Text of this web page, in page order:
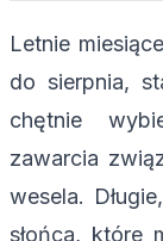
Letnie
do sierpnia,
chętnie
zawarcia
wesela.
słońca, które